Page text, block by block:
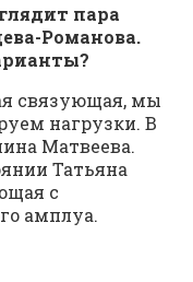
пара
Романова.
связующая, мы
нагрузки. В
Матвеева.
Татьяна
с
амплуа.